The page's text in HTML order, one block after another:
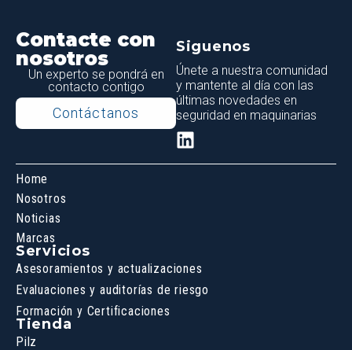
Contacte con
nosotros
Un experto se pondrá en
contacto contigo
Contáctanos
Siguenos
Únete a nuestra comunidad
y mantente al día con las
últimas novedades en
seguridad en maquinarias
Home
Nosotros
Noticias
Marcas
Servicios
Asesoramientos y actualizaciones
Evaluaciones y auditorías de riesgo
Formación y Certificaciones
Tienda
Pilz